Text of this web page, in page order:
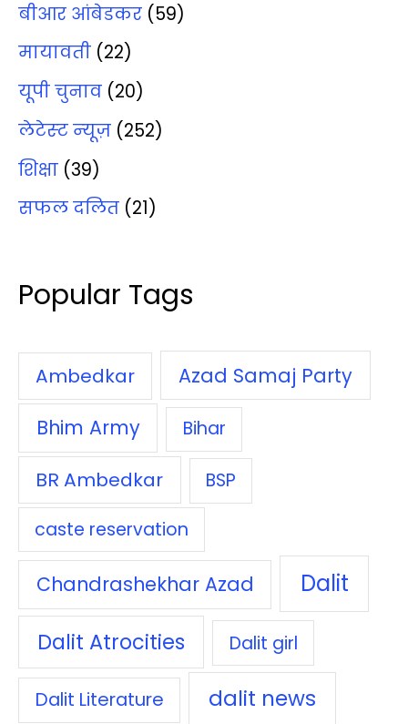
बीआर आंबेडकर (59)
मायावती (22)
यूपी चुनाव (20)
लेटेस्‍ट न्‍यूज़ (252)
शिक्षा (39)
सफल दलित (21)
Popular Tags
Ambedkar
Azad Samaj Party
Bhim Army
Bihar
BR Ambedkar
BSP
caste reservation
Chandrashekhar Azad Dalit
Dalit Atrocities Dalit girl
Dalit Literature dalit news